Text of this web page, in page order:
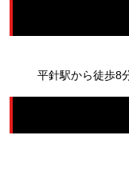
平針駅から徒歩8